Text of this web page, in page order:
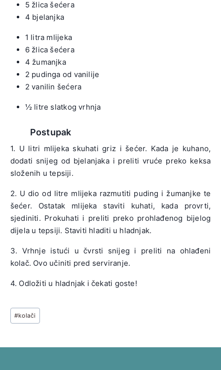
5 žlica šećera
4 bjelanjka
1 litra mlijeka
6 žlica šećera
4 žumanjka
2 pudinga od vanilije
2 vanilin šećera
½ litre slatkog vrhnja
Postupak
1. U litri mlijeka skuhati griz i šećer. Kada je kuhano,
dodati snijeg od bjelanjaka i preliti vruće preko keksa
složenih u tepsiji.
2. U dio od litre mlijeka razmutiti puding i žumanjke te
šećer. Ostatak mlijeka staviti kuhati, kada provrti,
sjediniti. Prokuhati i preliti preko prohlađenog bijelog
dijela u tepsiji. Staviti hladiti u hladnjak.
3. Vrhnje istući u čvrsti snijeg i preliti na ohlađeni
kolač. Ovo učiniti pred serviranje.
4. Odložiti u hladnjak i čekati goste!
Post
Tags:
#kolači